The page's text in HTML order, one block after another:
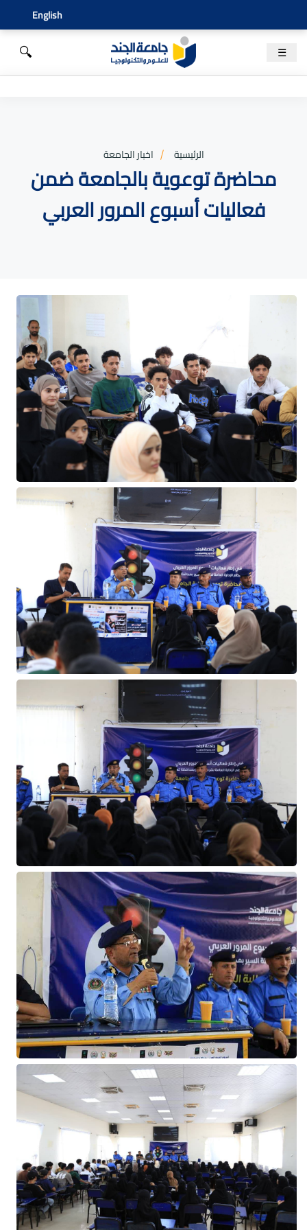
English
☰
🔍
الرئيسية اخبار الجامعة
محاضرة توعوية بالجامعة ضمن
فعاليات أسبوع المرور العربي